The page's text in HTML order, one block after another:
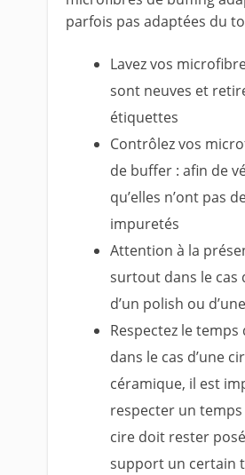
parfois pas adaptées du
Lavez vos
sont neuves et
étiquettes
Contrôlez vos
de buffer : afin de
qu’elles n’ont pas
impuretés
Attention à la
surtout dans le cas
d’un polish ou
Respectez le
dans le cas d’une
céramique, il est
respecter un temps
cire doit rester
support un certain